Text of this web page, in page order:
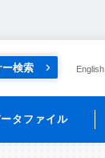
ー検索 English
タファイル